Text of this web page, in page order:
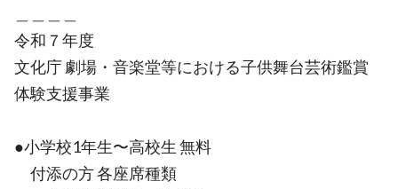
令和７年度
文化庁 劇場・音楽堂等における子供舞台芸術鑑賞
体験支援事業
●小学校1年生〜高校生 無料
付添の方 各座席種類